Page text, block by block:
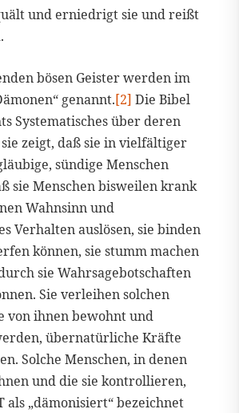
und erniedrigt sie und reißt
bösen Geister werden im
genannt.[2] Die Bibel
Systematisches über deren
zeigt, daß sie in vielfältiger
sündige Menschen
sie Menschen bisweilen krank
Wahnsinn und
Verhalten auslösen, sie binden
können, sie stumm machen
sie Wahrsagebotschaften
Sie verleihen solchen
von ihnen bewohnt und
übernatürliche Kräfte
Solche Menschen, in denen
und die sie kontrollieren,
als „dämonisiert“ bezeichnet